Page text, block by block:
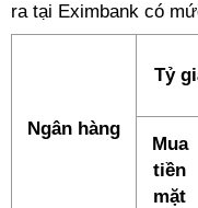
ra tại Eximbank có
Ngân hàng
Tỷ
Mua
tiền
mặt